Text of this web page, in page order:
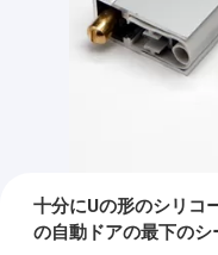
十分にUの形のシリコ
の自動ドアの最下のシ